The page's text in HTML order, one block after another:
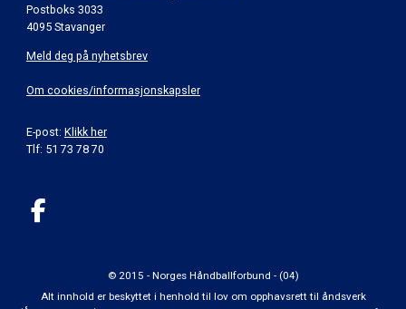
Postboks 3033
4095 Stavanger
Meld deg på nyhetsbrev
Om cookies/informasjonskapsler
E-post: Klikk her
Tlf: 51 73 78 70
© 2015 - Norges Håndballforbund - (04)
Alt innhold er beskyttet i henhold til lov om opphavsrett til åndsverk